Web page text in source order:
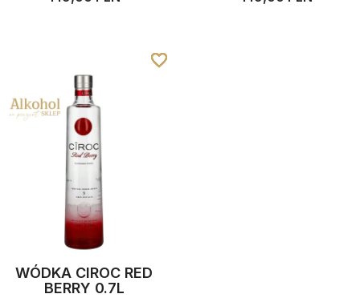
WÓDKA CIROC RED
BERRY 0.7L
favorite_border
favorite_border
favorite_border
favorite_border